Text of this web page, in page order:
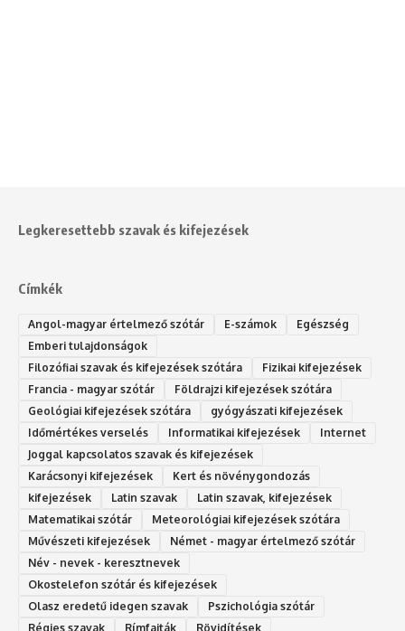
Legkeresettebb szavak és kifejezések
Címkék
Angol-magyar értelmező szótár E-számok
Egészség
Emberi tulajdonságok
Filozófiai szavak és kifejezések szótára
Fizikai kifejezések
Francia - magyar szótár
Földrajzi kifejezések szótára
Geológiai kifejezések szótára
gyógyászati kifejezések
Időmértékes verselés
Informatikai kifejezések
Internet
Joggal kapcsolatos szavak és kifejezések
Karácsonyi kifejezések
Kert és növénygondozás
kifejezések
Latin szavak
Latin szavak, kifejezések
Matematikai szótár
Meteorológiai kifejezések szótára
Művészeti kifejezések
Német - magyar értelmező szótár
Név - nevek - keresztnevek
Okostelefon szótár és kifejezések
Olasz eredetű idegen szavak
Ps‮gólohciz‬ia s‮átóz‬r
Régies szavak
Rímfajták Rövidítések